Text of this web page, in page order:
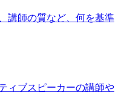
講師の質など、何を基準
ィブスピーカーの講師や